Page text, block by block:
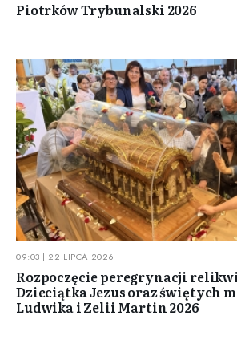
Piotrków Trybunalski 2026
09:03 | 22 LIPCA 2026
Rozpoczęcie peregrynacji
Dzieciątka Jezus oraz świętych
Ludwika i Zelii Martin 2026